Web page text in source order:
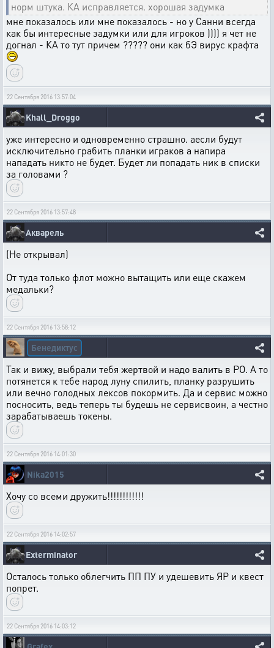
норм штука. КА исправляется. хорошая задумка
мне показалось или мне показалось - но у Санни всегда
как бы интересные задумки или для игроков )))) я чет не
догнал - КА то тут причем ????? они как бЭ вирус крафта
22 Сентября 2016 13:57:04
Khall_Droggo
уже интересно и одновременно страшно. аесли будут
исключительно грабить планки играков а напира
нападать никто не будет. Будет ли попадать ник в списки
за головами ?
22 Сентября 2016 13:57:48
Акварель
(Не открывал)
От туда только флот можно вытащить или еще скажем
медальки?
22 Сентября 2016 13:58:12
Бенедиктус
Так и вижу, выбрали тебя жертвой и надо валить в РО. А то
потянется к тебе народ луну спилить, планку разрушить
или вечно голодных лексов покормить. Да и сервис можно
посносить, ведь теперь ты будешь не сервисвоин, а честно
зарабатываешь токены.
22 Сентября 2016 14:01:30
Nika2015
Хочу со всеми дружить!!!!!!!!!!!!
22 Сентября 2016 14:02:57
Exterminator
Осталось только облегчить ПП ПУ и удешевить ЯР и квест
попрет.
22 Сентября 2016 14:03:12